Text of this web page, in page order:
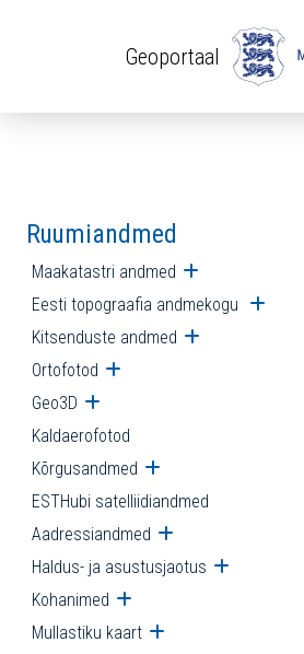
Geoportaal
Ruumiandmed
Maakatastri andmed Ava
Eesti topograafia andmekogu Ava
Kitsenduste andmed Ava
Ortofotod Ava alammenüü
Geo3D Ava alammenüü
Kaldaerofotod
Kõrgusandmed Ava alammenüü
ESTHubi satelliidiandmed
Aadressiandmed Ava alammenüü
Haldus- ja asustusjaotus Ava
Kohanimed Ava alammenüü
Mullastiku kaart Ava alammenüü